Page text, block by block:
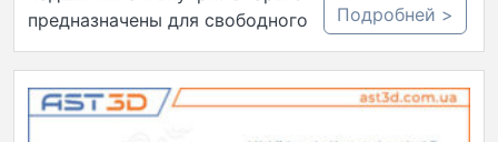
предназначены для свободного конца…..Подробней >